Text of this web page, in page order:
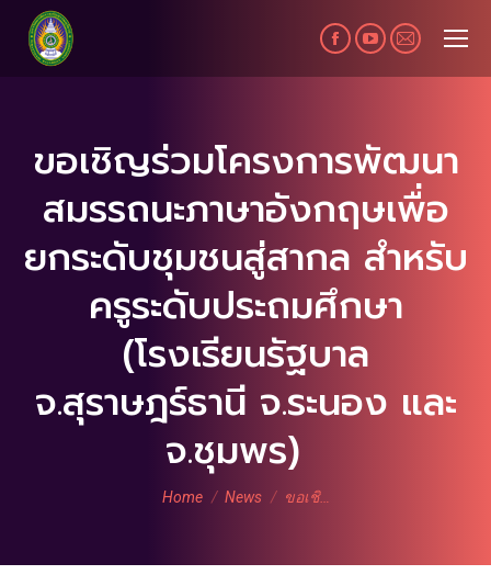
Facebook
page
new
window
YouTube
page
in
new
window
Mail
page
new
window
ขอเชิญร่วมโครงการพัฒนา
สมรรถนะภาษาอังกฤษเพื่อ
ยกระดับชุมชนสู่สากล สำหรับ
ครูระดับประถมศึกษา
(โรงเรียนรัฐบาล
จ.สุราษฎร์ธานี จ.ระนอง และ
จ.ชุมพร)
You are here:
Home News ขอเชิ…